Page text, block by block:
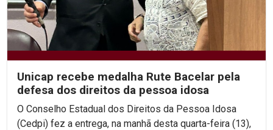
Unicap recebe medalha Rute Bacelar pela
defesa dos direitos da pessoa idosa
O Conselho Estadual dos Direitos da Pessoa Idosa
(Cedpi) fez a entrega, na manhã desta quarta-feira (13),